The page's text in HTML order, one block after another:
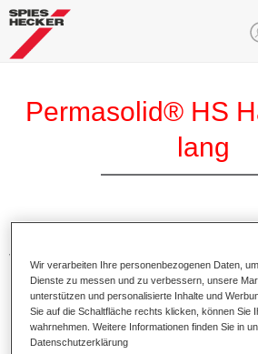
Permasolid® HS
lang
Permasolid HS Härter 3312 lang
Verarbeitung von bestimmten
HS Klarlacken sowie von Permacron
Produktmerkmale
Besitzt einen hohen
Wir verarbeiten Ihre personenbezogenen Daten,
Dienste zu messen und zu verbessern, unsere
unterstützen und personalisierte Inhalte und
Sie auf die Schaltfläche rechts klicken, können Sie
wahrnehmen. Weitere Informationen finden Sie in
Datenschutzerklärung